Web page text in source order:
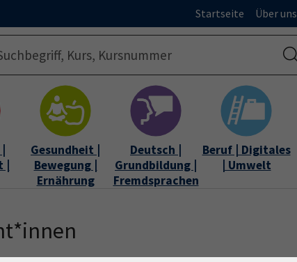
Startseite Über uns
Gesundheit |
Bewegung |
Ernährung
Deutsch |
Grundbildung |
Fremdsprachen
Beruf | Digitales
| Umwelt